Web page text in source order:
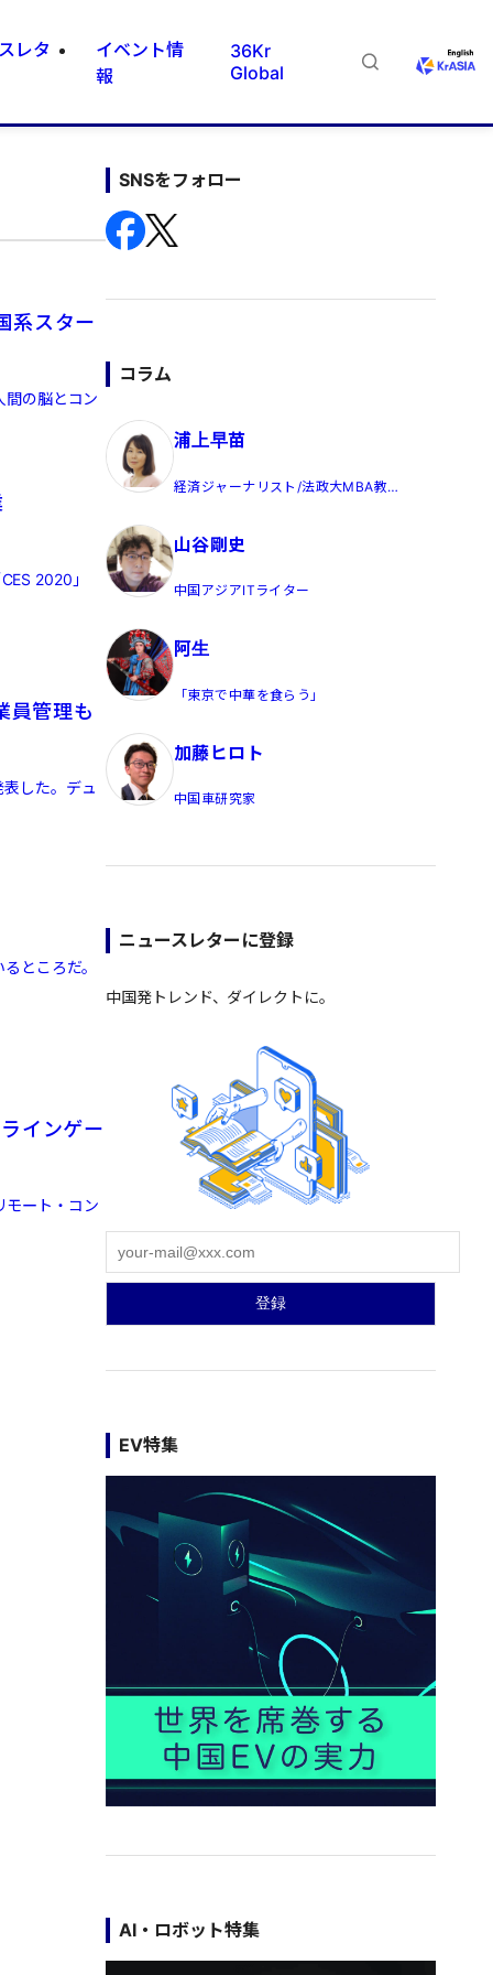
レタ
イベント情
報
36Kr
Global
系スター
間の脳とコン
2020」
員管理も
した。デュ
ところだ。
インゲー
モート・コン
SNSをフォロー
コラム
浦上早苗
経済ジャーナリスト/法政大MBA教
山谷剛史
中国アジアITライター
阿生
「東京で中華を食らう」
加藤ヒロト
中国車研究家
ニュースレターに登録
中国発トレンド、ダイレクトに。
EV特集
AI・ロボット特集